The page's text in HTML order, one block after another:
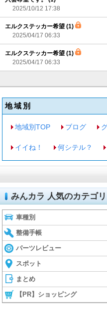
2025/10/12 17:38
エルクステッカー希望 (1)
2025/04/17 06:33
エルクステッカー希望 (1)
2025/04/17 06:33
地域別
地域別TOP ブログ
イイね！ 何シテル？
みんカラ 人気のカテゴリ
車種別
整備手帳
パーツレビュー
スポット
まとめ
【PR】ショッピング